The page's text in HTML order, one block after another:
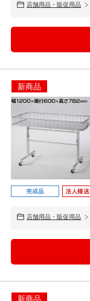
店舗用品・販促用品
新商品
店舗用品・販促用品
新商品